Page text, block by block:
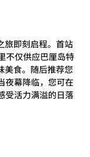
旅即刻启程。首站
不仅供应巴厘岛特
美食。随后推荐您
夜幕降临，您可在
受活力满溢的日落